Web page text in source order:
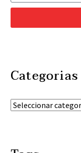
Categorias